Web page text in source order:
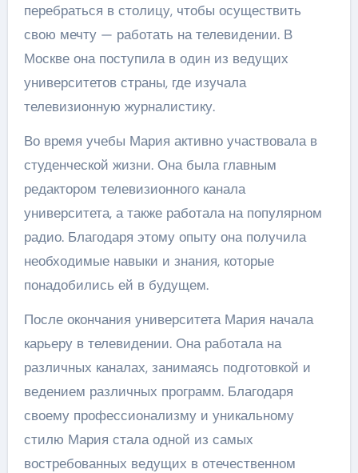
перебраться в столицу, чтобы осуществить
свою мечту — работать на телевидении. В
Москве она поступила в один из ведущих
университетов страны, где изучала
телевизионную журналистику.
Во время учебы Мария активно участвовала в
студенческой жизни. Она была главным
редактором телевизионного канала
университета, а также работала на популярном
радио. Благодаря этому опыту она получила
необходимые навыки и знания, которые
понадобились ей в будущем.
После окончания университета Мария начала
карьеру в телевидении. Она работала на
различных каналах, занимаясь подготовкой и
ведением различных программ. Благодаря
своему профессионализму и уникальному
стилю Мария стала одной из самых
востребованных ведущих в отечественном